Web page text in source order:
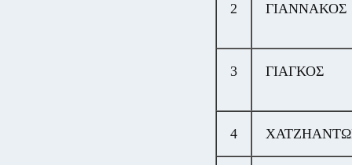
2 ΓΙΑΝΝΑΚΟΣ
3 ΓΙΑΓΚΟΣ
4